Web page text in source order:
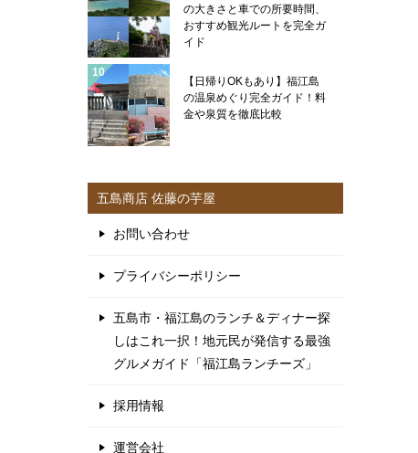
の大きさと車での所要時間、
おすすめ観光ルートを完全ガ
イド
【日帰りOKもあり】福江島
の温泉めぐり完全ガイド！料
金や泉質を徹底比較
五島商店 佐藤の芋屋
お問い合わせ
プライバシーポリシー
五島市・福江島のランチ＆ディナー探
しはこれ一択！地元民が発信する最強
グルメガイド「福江島ランチーズ」
採用情報
運営会社